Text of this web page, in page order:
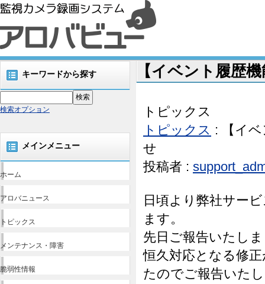
キーワードから探す
検索オプション
メインメニュー
ホーム
アロバニュース
トピックス
メンテナンス・障害
脆弱性情報
【イベント履歴
トピックス
トピックス : 【イ
せ
投稿者 :
日頃より弊社サー
ます。
先日ご報告いたし
恒久対応となる修
たのでご報告いた